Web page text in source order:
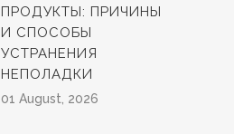
ПРОДУКТЫ: ПРИЧИНЫ
И СПОСОБЫ
УСТРАНЕНИЯ
НЕПОЛАДКИ
01 August, 2026